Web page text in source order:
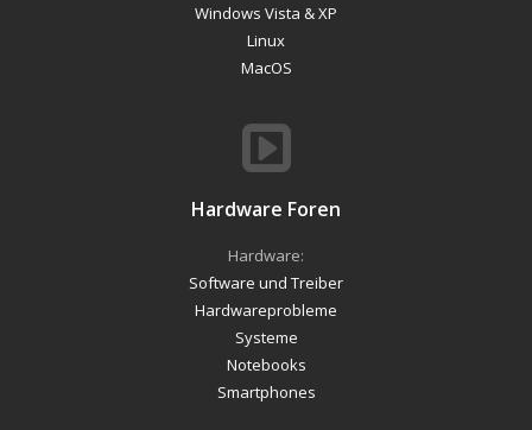
Windows Vista & XP
Linux
MacOS
Hardware Foren
Hardware:
Software und Treiber
Hardwareprobleme
Systeme
Notebooks
Smartphones